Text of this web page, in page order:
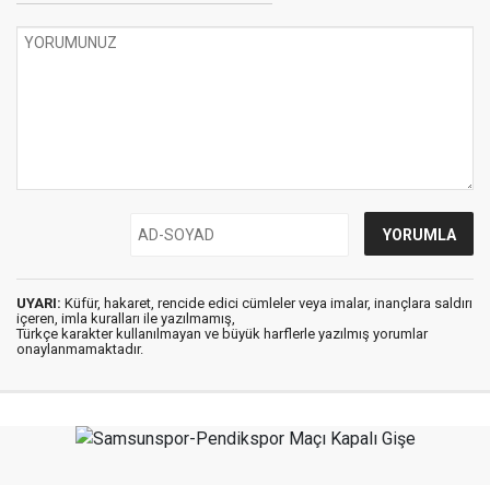
UYARI: Küfür, hakaret, rencide edici cümleler veya imalar, inançlara saldırı
içeren, imla kuralları ile yazılmamış,
Türkçe karakter kullanılmayan ve büyük harflerle yazılmış yorumlar
onaylanmamaktadır.